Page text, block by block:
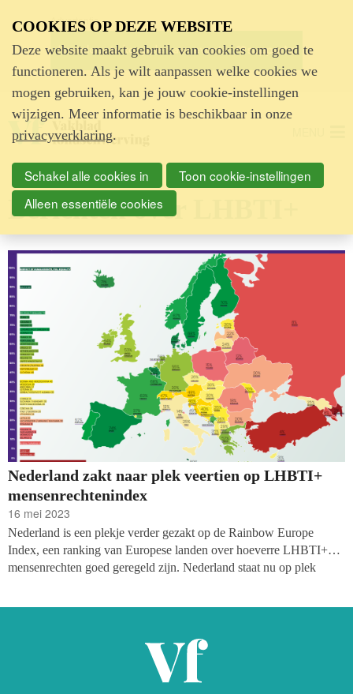
Advertentie
Berichten over LHBTI+
Nederland zakt naar plek veertien op LHBTI+
mensenrechtenindex
16 mei 2023
Nederland is een plekje verder gezakt op de Rainbow Europe
Index, een ranking van Europese landen over hoeverre LHBTI+
mensenrechten goed geregeld zijn. Nederland staat nu op plek
nu voorbij, en dat is slecht nieuws voor Nederland.’
COOKIES OP DEZE WEBSITE
Deze website maakt gebruik van cookies om goed te
functioneren. Als je wilt aanpassen welke cookies we
mogen gebruiken, kan je jouw cookie-instellingen
wijzigen. Meer informatie is beschikbaar in onze
privacyverklaring.
Schakel alle cookies in
Toon cookie-instellingen
Alleen essentiële cookies